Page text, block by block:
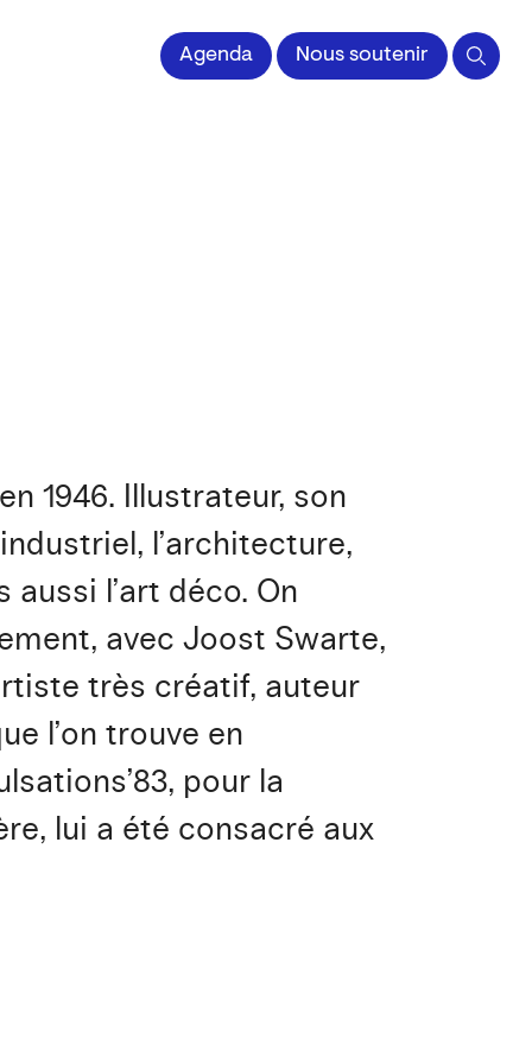
impriméeAgenda Nous soutenir
1946. Illustrateur, son
l’architecture,
l’art déco. On
avec Joost Swarte,
très créatif, auteur
l’on trouve en
pour la
lui a été consacré aux